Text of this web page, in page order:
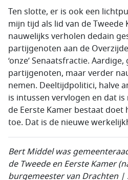
Ten slotte, er is ook een
mijn tijd als lid van de
nauwelijks verholen dedain
partijgenoten aan de
‘onze’ Senaatsfractie.
partijgenoten, maar verder
nemen. Deeltijdpolitici, halve
is intussen vervlogen en dat
de Eerste Kamer bestaat doet
toe. Dat is de nieuwe
Bert Middel was
de Tweede en Eerste Kamer
burgemeester van Drachten |